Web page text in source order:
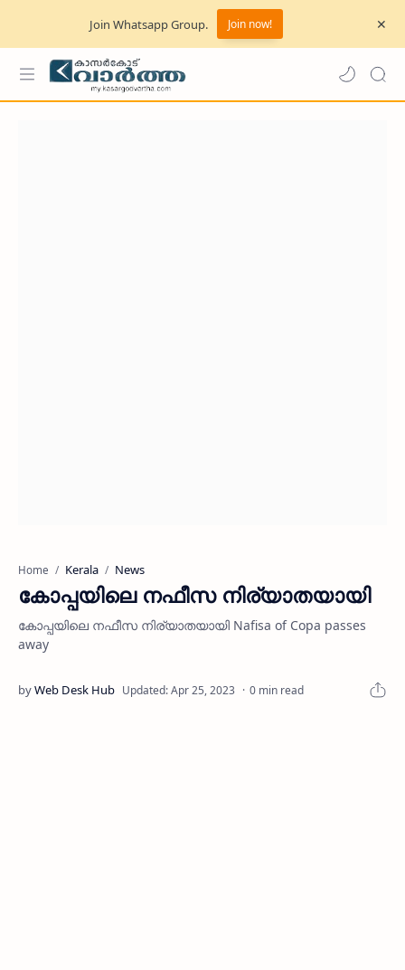
Join Whatsapp Group. Join now!
Home Kerala News
കോപ്പയിലെ നഫീസ നിര്യാതയായി
കോപ്പയിലെ നഫീസ നിര്യാതയായി Nafisa of Copa passes
away
0 min read